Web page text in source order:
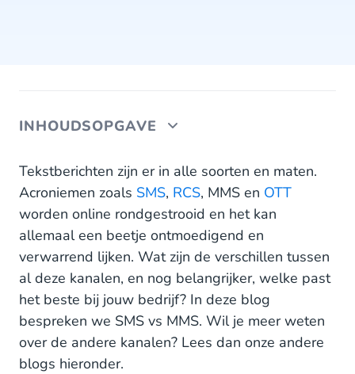
INHOUDSOPGAVE
Wat is SMS?
Wat is MMS?
SMS voor zakelijk gebruik
CM.com is jouw SMS-provider
Tekstberichten zijn er in alle soorten en maten.
Acroniemen zoals SMS, RCS, MMS en OTT
worden online rondgestrooid en het kan
allemaal een beetje ontmoedigend en
verwarrend lijken. Wat zijn de verschillen tussen
al deze kanalen, en nog belangrijker, welke past
het beste bij jouw bedrijf? In deze blog
bespreken we SMS vs MMS. Wil je meer weten
over de andere kanalen? Lees dan onze andere
blogs hieronder.